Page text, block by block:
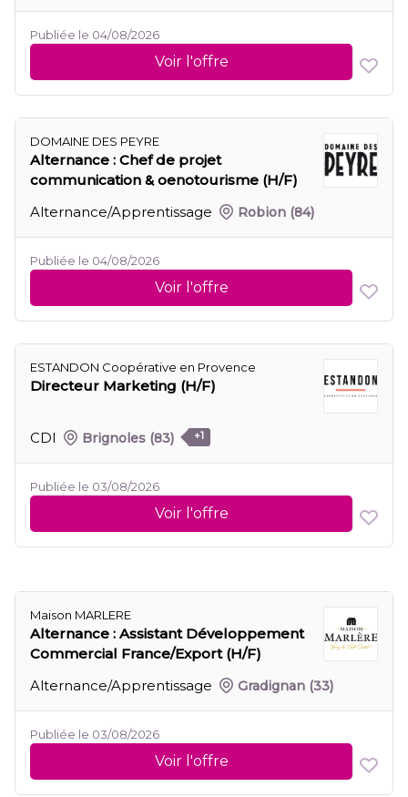
Publiée le 04/08/2026
Voir l'offre
DOMAINE DES PEYRE
Alternance : Chef de projet
communication & oenotourisme (H/F)
Alternance/Apprentissage
Robion (84)
Publiée le 04/08/2026
Voir l'offre
ESTANDON Coopérative en Provence
Directeur Marketing (H/F)
CDI Brignoles (83) +1
Publiée le 03/08/2026
Voir l'offre
Maison MARLERE
Alternance : Assistant Développement
Commercial France/Export (H/F)
Alternance/Apprentissage
Gradignan (33)
Publiée le 03/08/2026
Voir l'offre